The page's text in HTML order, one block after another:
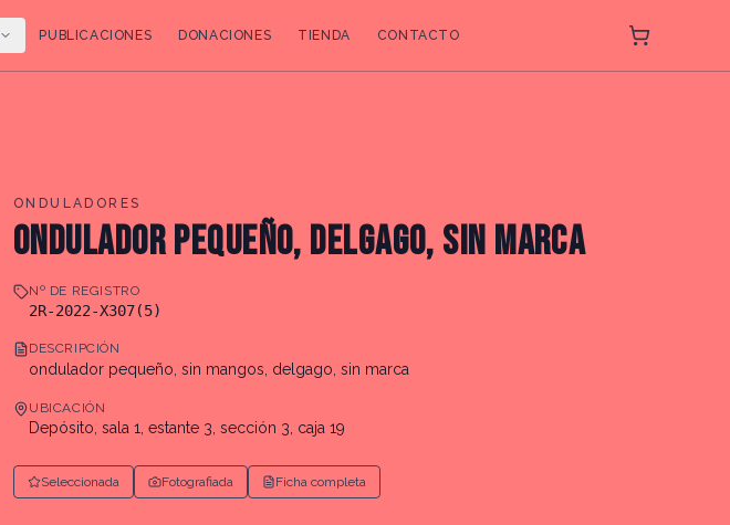
PUBLICACIONES DONACIONES TIENDA CONTACTO
ONDULADORES
ONDULADOR PEQUEÑO, DELGAGO, SIN MARCA
Nº DE REGISTRO
2R-2022-X307(5)
DESCRIPCIÓN
ondulador pequeño, sin mangos, delgago, sin marca
UBICACIÓN
Depósito, sala 1, estante 3, sección 3, caja 19
Seleccionada Fotografiada Ficha completa